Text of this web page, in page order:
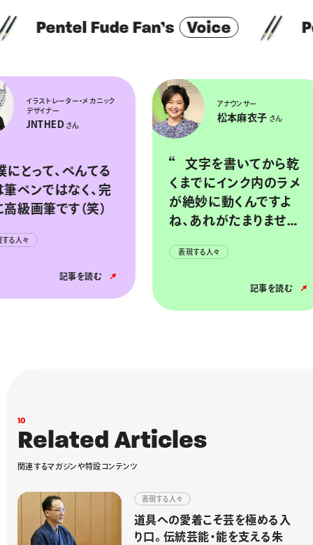
Fude Fan’s Voice Pentel
カニック
、完
）
アナウンサー
松本麻衣子 さん
文字を書いてから乾
くまでにインク内のラメ
が絶妙に動くんですよ
ね、あれがたまりませ
て、
イン
と、
10
Related Articles
関連するマ ガジンや特設コンテンツ
表現する人々
道具への愛着こそ芸を極める入
り口。伝統芸能・能を支える朱